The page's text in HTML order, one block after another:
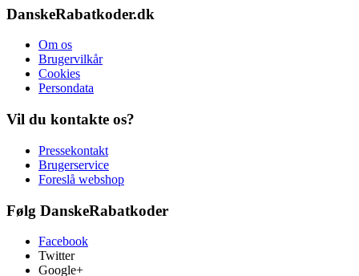
DanskeRabatkoder.dk
Om os
Brugervilkår
Cookies
Persondata
Vil du kontakte os?
Pressekontakt
Brugerservice
Foreslå webshop
Følg DanskeRabatkoder
Facebook
Twitter
Google+